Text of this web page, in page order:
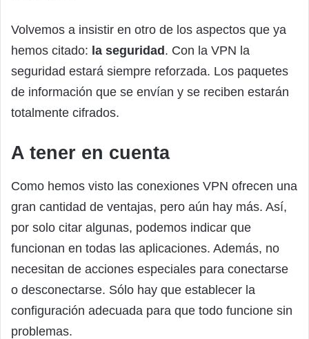
Volvemos a insistir en otro de los aspectos que ya
hemos citado: la seguridad . Con la VPN la
seguridad estará siempre reforzada. Los paquetes
de información que se envían y se reciben estarán
totalmente cifrados.
A tener en cuenta
Como hemos visto las conexiones VPN ofrecen una
gran cantidad de ventajas, pero aún hay más. Así,
por solo citar algunas, podemos indicar que
funcionan en todas las aplicaciones. Además, no
necesitan de acciones especiales para conectarse
o desconectarse. Sólo hay que establecer la
configuración adecuada para que todo funcione sin
problemas.